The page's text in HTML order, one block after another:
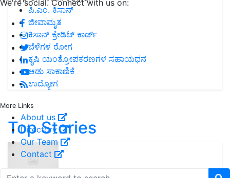
We're social. Connect with us on:
More Links
About us
Directory
Our Team
Contact
ಪಿ.ಎಂ. ಕಿಸಾನ್
ಜೀವಾಮೃತ
ಕಿಸಾನ್ ಕ್ರೇಡಿಟ್ ಕಾರ್ಡ್
ಬೆಳೆಗಳ ರೋಗ
ಕೃಷಿ ಯಂತ್ರೋಪಕರಣಗಳ ಸಹಾಯಧನ
ಆಡು ಸಾಕಾಣಿಕೆ
ಉದ್ಯೋಗ
Top Stories